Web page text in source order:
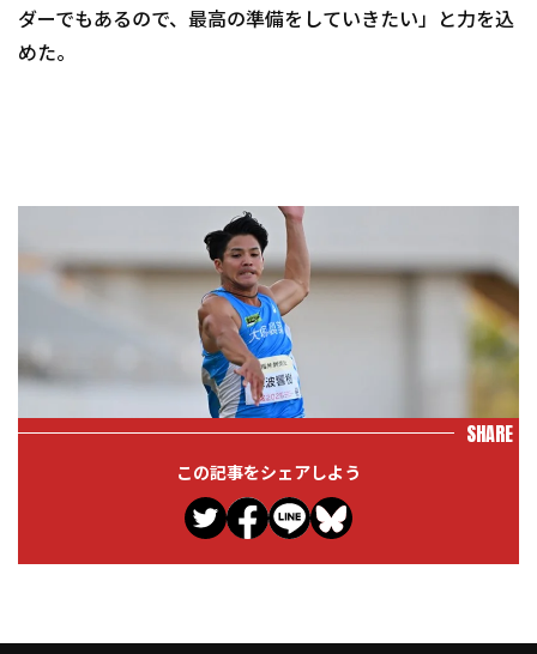
ダーでもあるので、最高の準備をしていきたい」と力を込
めた。
SHARE
この記事をシェアしよう